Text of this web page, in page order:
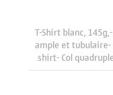
T-Shirt blanc,
ample et tubulaire-
shirt- Col
face